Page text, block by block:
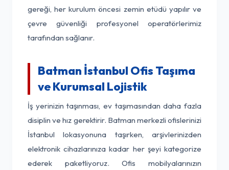
gereği, her kurulum öncesi zemin etüdü yapılır ve
çevre güvenliği profesyonel operatörlerimiz
tarafından sağlanır.
Batman İstanbul Ofis Taşıma
ve Kurumsal Lojistik
İş yerinizin taşınması, ev taşımasından daha fazla
disiplin ve hız gerektirir. Batman merkezli ofislerinizi
İstanbul lokasyonuna taşırken, arşivlerinizden
elektronik cihazlarınıza kadar her şeyi kategorize
ederek paketliyoruz. Ofis mobilyalarınızın